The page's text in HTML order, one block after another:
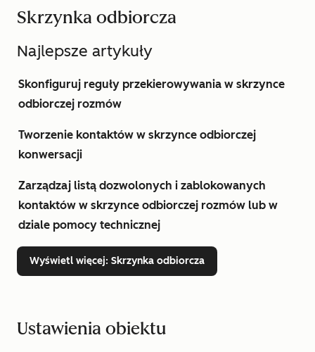
Skrzynka odbiorcza
Najlepsze artykuły
Skonfiguruj reguły przekierowywania w skrzynce
odbiorczej rozmów
Tworzenie kontaktów w skrzynce odbiorczej
konwersacji
Zarządzaj listą dozwolonych i zablokowanych
kontaktów w skrzynce odbiorczej rozmów lub w
dziale pomocy technicznej
Wyświetl więcej: Skrzynka odbiorcza
Ustawienia obiektu